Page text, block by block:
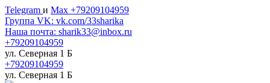
Telegram и Max +79209104959
Группа VK: vk.com/33sharika
Наша почта: sharik33@inbox.ru
+79209104959
ул. Северная 1 Б
+79209104959
ул. Северная 1 Б